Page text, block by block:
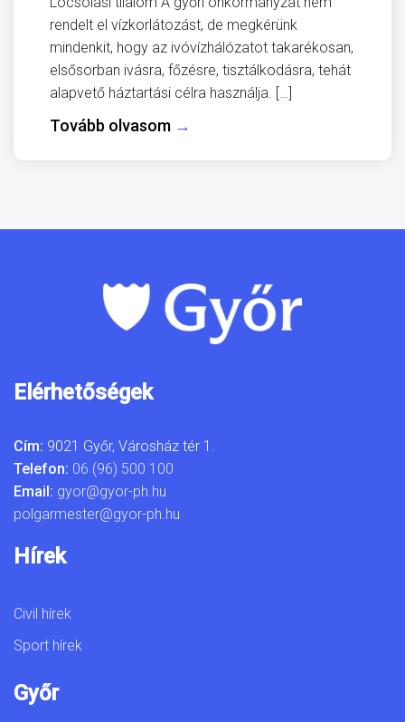
rendelt el vízkorlátozást, de megkérünk
mindenkit, hogy az ivóvízhálózatot takarékosan,
elsősorban ivásra, főzésre, tisztálkodásra, tehát
alapvető háztartási célra használja. […]
Tovább olvasom →
Elérhetőségek
Cím: 9021 Győr, Városház tér 1.
Telefon: 06 (96) 500 100
Email: gyor@gyor-ph.hu
polgarmester@gyor-ph.hu
Hírek
Civil hírek
Sport hírek
Győr